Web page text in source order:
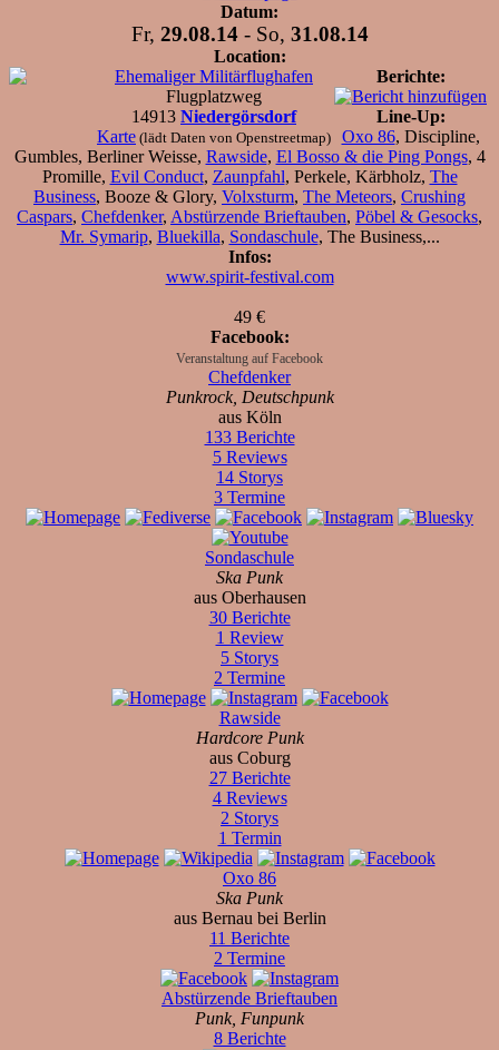
Datum:
Fr, 29.08.14- So, 31.08.14
Location:
Ehemaliger Militärflughafen
Flugplatzweg
14913 Niedergörsdorf
Karte (lädt Daten von Openstreetmap)
Berichte:
Line-Up:
Oxo 86, Discipline,
Gumbles, Berliner Weisse, Rawside, El Bosso & die Ping Pongs, 4
Promille, Evil Conduct, Zaunpfahl, Perkele, Kärbholz, The
Business, Booze & Glory, Volxsturm, The Meteors, Crushing
Caspars, Chefdenker, Abstürzende Brieftauben, Pöbel & Gesocks,
Mr. Symarip, Bluekilla, Sondaschule, The Business,...
Infos:
www.spirit-festival.com
49 €
Facebook:
Veranstaltung auf Facebook
Chefdenker
Punkrock, Deutschpunk
aus Köln
133 Berichte
5 Reviews
14 Storys
3 Termine
Sondaschule
Ska Punk
aus Oberhausen
30 Berichte
1 Review
5 Storys
2 Termine
Rawside
Hardcore Punk
aus Coburg
27 Berichte
4 Reviews
2 Storys
1 Termin
Oxo 86
Ska Punk
aus Bernau bei Berlin
11 Berichte
2 Termine
Abstürzende Brieftauben
Punk, Funpunk
8 Berichte